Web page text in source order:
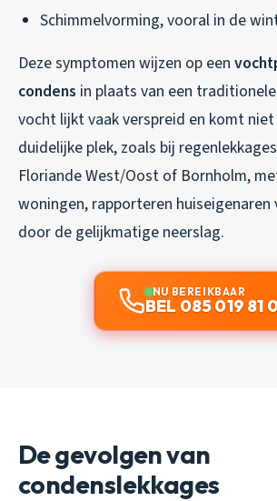
Schimmelvorming, vooral in de
Deze symptomen wijzen op een
condens in plaats van een
vocht lijkt vaak verspreid en komt
duidelijke plek, zoals bij
Floriande West/Oost of Bornholm,
woningen, rapporteren huiseigenaren
door de gelijkmatige neerslag.
NU BEREIKBAAR
BEL 085 019 81
De gevolgen van
condenslekkages